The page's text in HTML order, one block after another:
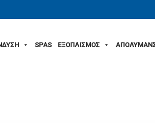
SPAS ΕΞΟΠΛΙΣΜΟΣ